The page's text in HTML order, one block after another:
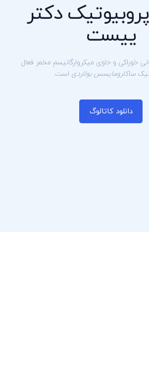
دکتر
ییست
خوراکی و حاوی میکروارگانیسم مخمر فعال
ساکارومایسس بولاردی است.
دانلود کاتالوگ